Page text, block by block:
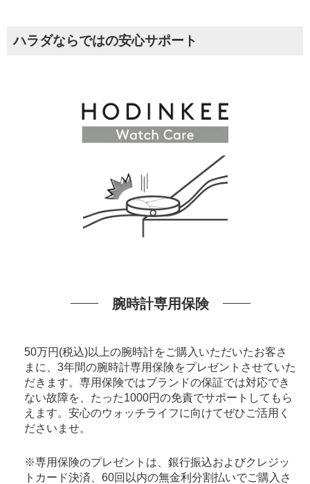
ハラダならではの安心サポート
腕時計専用保険
50万円(税込)以上の腕時計をご購入いただいたお客さ
まに、3年間の腕時計専用保険をプレゼントさせていた
だきます。専用保険ではブランドの保証では対応でき
ない故障を、たった1000円の免責でサポートしてもら
えます。安心のウォッチライフに向けてぜひご活用く
ださいませ。
※専用保険のプレゼントは、銀行振込およびクレジッ
トカード決済、60回以内の無金利分割払いでご購入さ